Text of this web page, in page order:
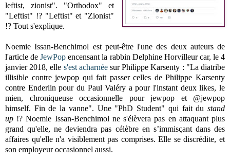
leftist, zionist". "Orthodox" et
"Leftist" !? "Leftist" et "Zionist"
!? Tout s'explique.
Noemie Issan-Benchimol est peut-être l'une des deux auteurs de
l'article deJewPop encensant la rabbin Delphine Horvilleur car, le 4
janvier 2018, elle s'est acharnéesur Philippe Karsenty : "La diatribe
illisible contre jewpop qui fait passer celles de Philippe Karsenty
contre Enderlin pour du Paul Valéry a pour l'instant deux likes, le
mien, chroniqueuse occasionnelle pour jewpop et @jewpop
himself. Fin de la vanne". Une "PhD Student" qui fait du stand
up !? Noemie Issan-Benchimol ne s'élèvera pas en attaquant plus
grand qu'elle, ne deviendra pas célèbre en s’immisçant dans des
affaires qu'elle n'a visiblement pas comprises. Elle se discrédite, et
son employeur occasionnel aussi.